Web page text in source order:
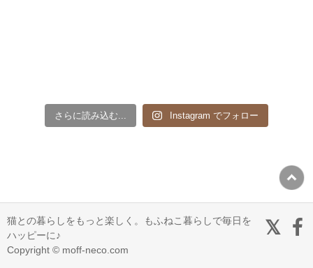
さらに読み込む... Instagram でフォロー
猫との暮らしをもっと楽しく。もふねこ暮らしで毎日を
ハッピーに♪
Copyright © moff-neco.com